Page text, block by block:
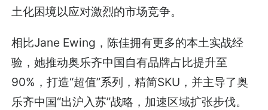
土化困境以应对激烈的市场竞争。
相比Jane Ewing，陈佳拥有更多的本土实战经
验，她推动奥乐齐中国自有品牌占比提升至
90%，打造“超值”系列，精简SKU，并主导了奥
乐齐中国“出沪入苏”战略，加速区域扩张步伐。